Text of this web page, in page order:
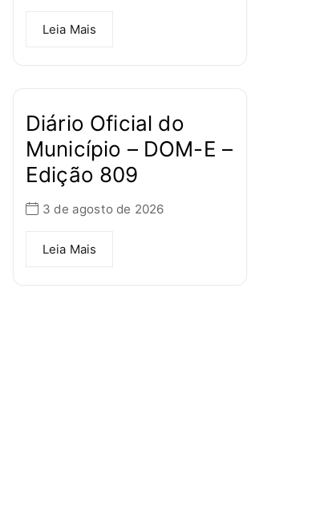
Leia Mais
Diário Oficial do
Município – DOM-E –
Edição 809
3 de agosto de 2026
Leia Mais